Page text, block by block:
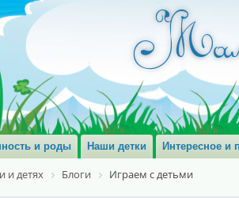
и роды Наши детки Интересное и
и детях Блоги Играем с детьми